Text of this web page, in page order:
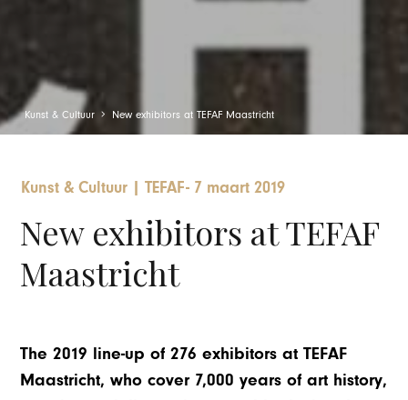
Kunst & Cultuur New exhibitors at TEFAF Maastricht
Kunst & Cultuur TEFAF- 7 maart 2019
New exhibitors at TEFAF
Maastricht
The 2019 line-up of 276 exhibitors at TEFAF
Maastricht, who cover 7,000 years of art history,